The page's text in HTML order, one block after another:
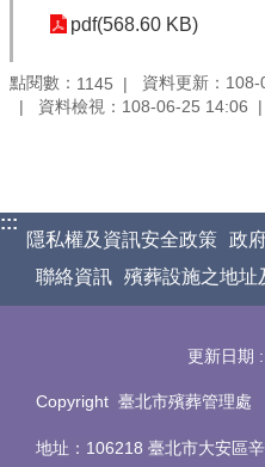
pdf(568.60 KB)
點閱數： 1145
資料更新：
資料檢視：108-06-25 14:06
:::
隱私權及資訊安全政策 政
聯絡資訊 殯葬設施之地址
更新日期
Copyright 臺北市殯葬管理處
地址：106218 臺北市大安區